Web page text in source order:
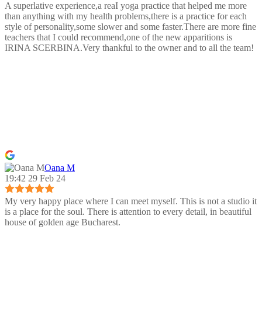
A superlative experience,a reaI yoga practice that helped me more
than anything with my health problems,there is a practice for each
style of personality,some slower and some faster.There are more fine
teachers that I could recommend,one of the new apparitions is
IRINA SCERBINA.Very thankful to the owner and to all the team!
Oana M
19:42 29 Feb 24
My very happy place where I can meet myself. This is not a studio it
is a place for the soul. There is attention to every detail, in beautiful
house of golden age Bucharest.